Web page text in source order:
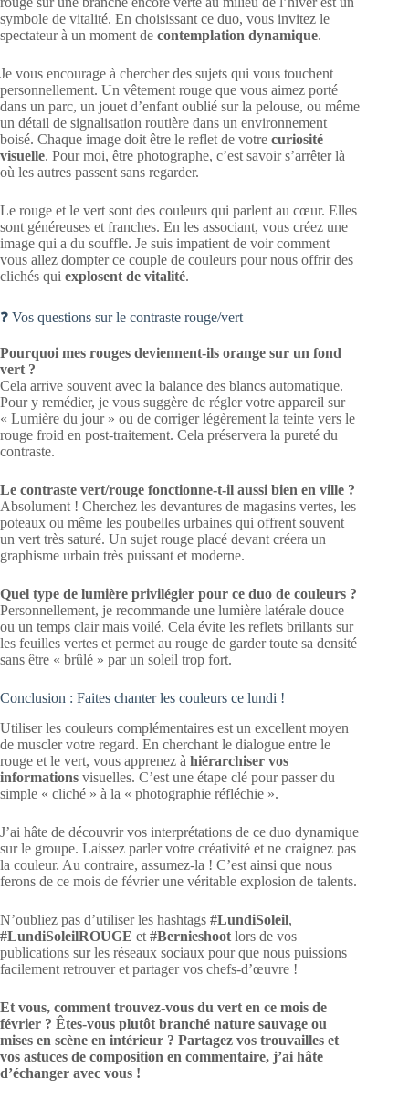
symbole de vitalité. En choisissant ce duo, vous invitez le
spectateur à un moment de contemplation dynamique.
Je vous encourage à chercher des sujets qui vous touchent
personnellement. Un vêtement rouge que vous aimez porté
dans un parc, un jouet d’enfant oublié sur la pelouse, ou même
un détail de signalisation routière dans un environnement
boisé. Chaque image doit être le reflet de votre curiosité
visuelle. Pour moi, être photographe, c’est savoir s’arrêter là
où les autres passent sans regarder.
Le rouge et le vert sont des couleurs qui parlent au cœur. Elles
sont généreuses et franches. En les associant, vous créez une
image qui a du souffle. Je suis impatient de voir comment
vous allez dompter ce couple de couleurs pour nous offrir des
clichés qui explosent de vitalité.
❓ Vos questions sur le contraste rouge/vert
Pourquoi mes rouges deviennent-ils orange sur un fond
vert ?
Cela arrive souvent avec la balance des blancs automatique.
Pour y remédier, je vous suggère de régler votre appareil sur
« Lumière du jour » ou de corriger légèrement la teinte vers le
rouge froid en post-traitement. Cela préservera la pureté du
contraste.
Le contraste vert/rouge fonctionne-t-il aussi bien en ville ?
Absolument ! Cherchez les devantures de magasins vertes, les
poteaux ou même les poubelles urbaines qui offrent souvent
un vert très saturé. Un sujet rouge placé devant créera un
graphisme urbain très puissant et moderne.
Quel type de lumière privilégier pour ce duo de couleurs ?
Personnellement, je recommande une lumière latérale douce
ou un temps clair mais voilé. Cela évite les reflets brillants sur
les feuilles vertes et permet au rouge de garder toute sa densité
sans être « brûlé » par un soleil trop fort.
Conclusion : Faites chanter les couleurs ce lundi !
Utiliser les couleurs complémentaires est un excellent moyen
de muscler votre regard. En cherchant le dialogue entre le
rouge et le vert, vous apprenez à hiérarchiser vos
informations visuelles. C’est une étape clé pour passer du
simple « cliché » à la « photographie réfléchie ».
J’ai hâte de découvrir vos interprétations de ce duo dynamique
sur le groupe. Laissez parler votre créativité et ne craignez pas
la couleur. Au contraire, assumez-la ! C’est ainsi que nous
ferons de ce mois de février une véritable explosion de talents.
N’oubliez pas d’utiliser les hashtags #LundiSoleil,
#LundiSoleilROUGE et #Bernieshoot lors de vos
publications sur les réseaux sociaux pour que nous puissions
facilement retrouver et partager vos chefs-d’œuvre !
Et vous, comment trouvez-vous du vert en ce mois de
février ? Êtes-vous plutôt branché nature sauvage ou
mises en scène en intérieur ? Partagez vos trouvailles et
vos astuces de composition en commentaire, j’ai hâte
d’échanger avec vous !